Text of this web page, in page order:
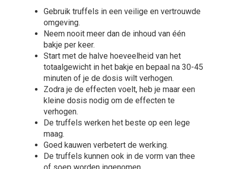
Gebruik truffels in een veilige en vertrouwde
omgeving.
Neem nooit meer dan de inhoud van één
bakje per keer.
Start met de halve hoeveelheid van het
totaalgewicht in het bakje en bepaal na 30-45
minuten of je de dosis wilt verhogen.
Zodra je de effecten voelt, heb je maar een
kleine dosis nodig om de effecten te
verhogen.
De truffels werken het beste op een lege
maag.
Goed kauwen verbetert de werking.
De truffels kunnen ook in de vorm van thee